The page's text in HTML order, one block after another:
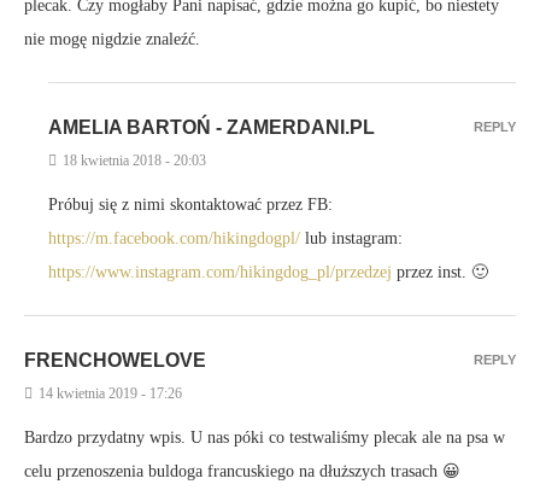
plecak. Czy mogłaby Pani napisać, gdzie można go kupić, bo niestety
nie mogę nigdzie znaleźć.
AMELIA BARTOŃ - ZAMERDANI.PL
18 kwietnia 2018 - 20:03
Próbuj się z nimi skontaktować przez FB:
https://m.facebook.com/hikingdogpl/ lub instagram:
https://www.instagram.com/hikingdog_pl/przedzej przez inst. 🙂
REPLY
FRENCHOWELOVE
14 kwietnia 2019 - 17:26
Bardzo przydatny wpis. U nas póki co testwaliśmy plecak ale na psa w
celu przenoszenia buldoga francuskiego na dłuższych trasach 😀
REPLY